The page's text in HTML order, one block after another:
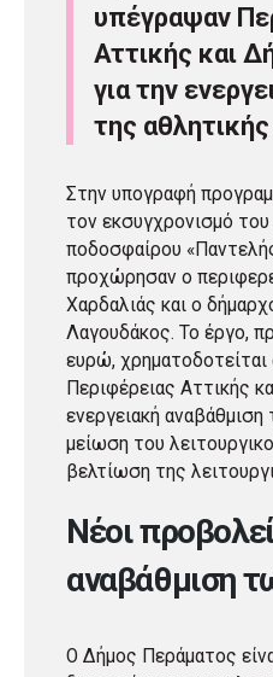
υπέγραψαν
Αττικής και
για την
της
Στην υπογραφή
τον εκσυγχρονισμό
ποδοσφαίρου
προχώρησαν ο
Χαρδαλιάς και ο
Λαγουδάκος. Το έργο,
ευρώ,
Περιφέρειας Αττικής
ενεργειακή
μείωση του
βελτίωση της
Νέοι
αναβάθμιση
Ο Δήμος Περάματος